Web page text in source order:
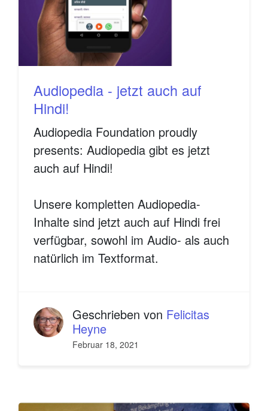
Audiopedia - jetzt auch auf
Hindi!
Audiopedia Foundation proudly
presents: Audiopedia gibt es jetzt
auch auf Hindi!
Unsere kompletten Audiopedia-
Inhalte sind jetzt auch auf Hindi frei
verfügbar, sowohl im Audio- als auch
natürlich im Textformat.
Geschrieben von Felicitas
Heyne
Februar 18, 2021